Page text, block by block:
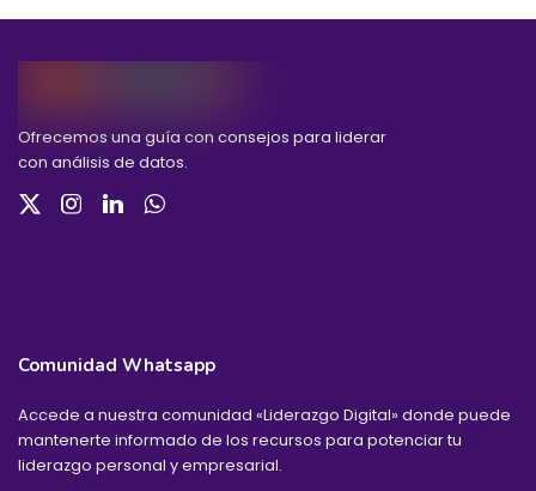
Ofrecemos una guía con consejos para liderar
con análisis de datos.
Comunidad Whatsapp
Accede a nuestra comunidad «Liderazgo Digital» donde puede
mantenerte informado de los recursos para potenciar tu
liderazgo personal y empresarial.